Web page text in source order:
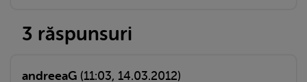
3 răspunsuri
andreeaG (11:03, 14.03.2012)